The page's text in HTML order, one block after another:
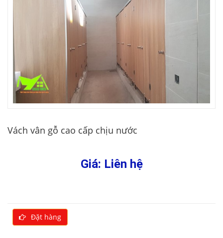
Vách vân gỗ cao cấp chịu nước
Giá: Liên hệ
Đặt hàng